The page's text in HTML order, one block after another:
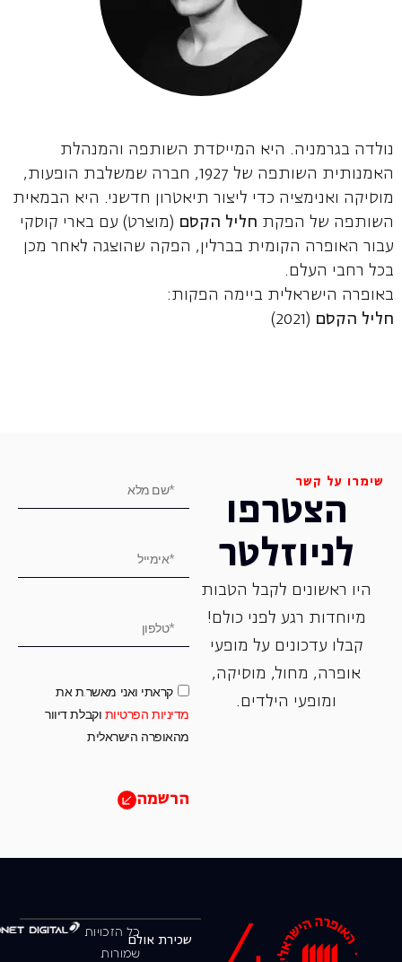
נולדה בגרמניה. היא המייסדת השותפה והמנהלת
האמנותית השותפה של 1927, חברה שמשלבת הופעות,
מוסיקה ואנימציה כדי ליצור תיאטרון חדשני. היא הבמאית
השותפה של הפקת חליל הקסם (מוצרט) עם בארי קוסקי
עבור האופרה הקומית בברלין, הפקה שהוצגה לאחר מכן
בכל רחבי העלם.
באופרה הישראלית ביימה הפקות:
חליל הקסם (2021)
שימרו על קשר
הצטרפו
לניוזלטר
היו ראשונים לקבל הטבות
מיוחדות רגע לפני כולם!
קבלו עדכונים על מופעי
אופרה, ‏מחול, ‏מוסיקה,
ומופעי הילדים.
קראתי ואני מאשר.ת את
מדיניות הפרטיות וקבלת דיוור
מהאופרה הישראלית
הרשמה
כל הזכויות
שמורות
שכירת אולם